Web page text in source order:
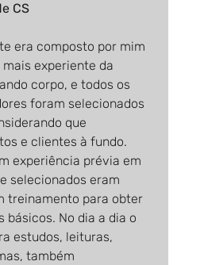
CS
era composto por mim
experiente da
corpo, e todos os
foram selecionados
que
e clientes à fundo.
experiência prévia em
selecionados eram
treinamento para obter
básicos. No dia a dia o
estudos, leituras,
também